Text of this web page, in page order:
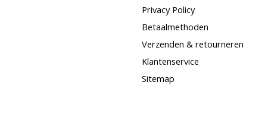
Privacy Policy
Betaalmethoden
Verzenden & retourneren
Klantenservice
Sitemap